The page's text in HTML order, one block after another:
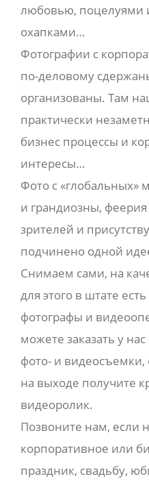
любовью, поцелуями
охапками…
Фотографии с
по-деловому
организованы. Там
практически
бизнес процессы и
интересы…
Фото с «глобальных»
и грандиозны, феерия
зрителей и
подчинено одной
Снимаем сами, на
для этого в штате
фотографы и
можете заказать у
фото- и
на выходе получите
видеоролик.
Позвоните нам, если
корпоративное или
праздник, свадьбу,